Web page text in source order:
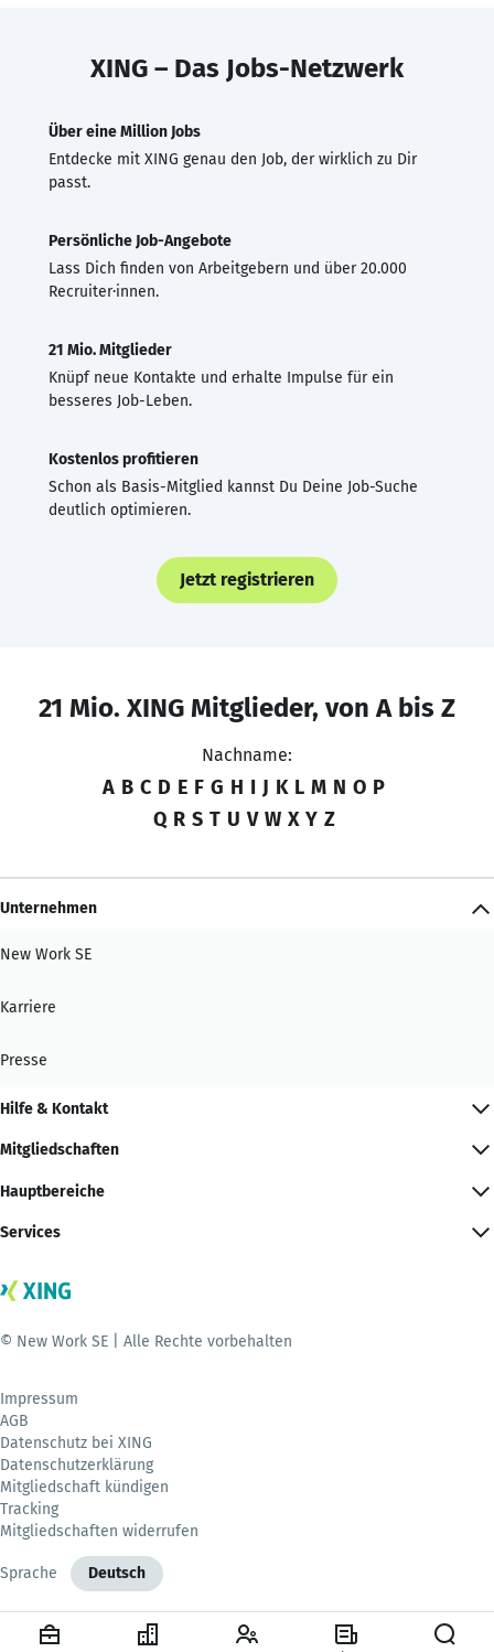
XING – Das Jobs-Netzwerk
Über eine Million Jobs
Entdecke mit XING genau den Job, der wirklich zu Dir
passt.
Persönliche Job-Angebote
Lass Dich finden von Arbeitgebern und über 20.000
Recruiter·innen.
21 Mio. Mitglieder
Knüpf neue Kontakte und erhalte Impulse für ein
besseres Job-Leben.
Kostenlos profitieren
Schon als Basis-Mitglied kannst Du Deine Job-Suche
deutlich optimieren.
Jetzt registrieren
21 Mio. XING Mitglieder, von A bis Z
Nachname:
A B C D E F G H I J K L M N O P
Q R S T U V W X Y Z
Unternehmen
New Work SE
Karriere
Presse
Hilfe & Kontakt
Mitgliedschaften
Hauptbereiche
Services
© New Work SE | Alle Rechte vorbehalten
Impressum
AGB
Datenschutz bei XING
Datenschutzerklärung
Mitgliedschaft kündigen
Tracking
Mitgliedschaften widerrufen
Sprache Deutsch